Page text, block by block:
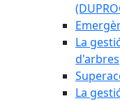
La
d'arbres
La